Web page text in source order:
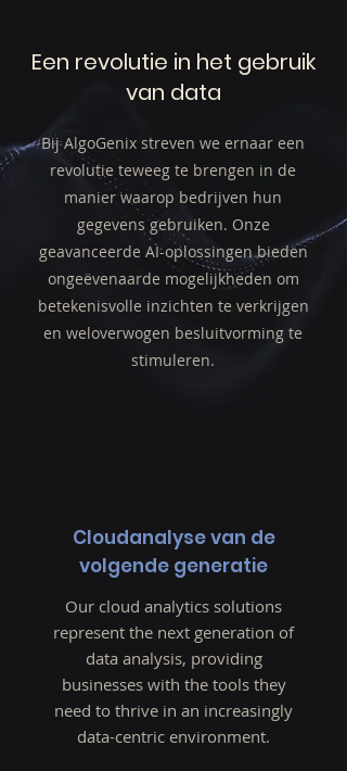
Een revolutie in het gebruik
van data
Bij AlgoGenix streven we ernaar een
revolutie teweeg te brengen in de
manier waarop bedrijven hun
gegevens gebruiken. Onze
geavanceerde AI-oplossingen bieden
ongeëvenaarde mogelijkheden om
betekenisvolle inzichten te verkrijgen
en weloverwogen besluitvorming te
stimuleren.
Cloudanalyse van de
volgende generatie
Our cloud analytics solutions
represent the next generation of
data analysis, providing
businesses with the tools they
need to thrive in an increasingly
data-centric environment.